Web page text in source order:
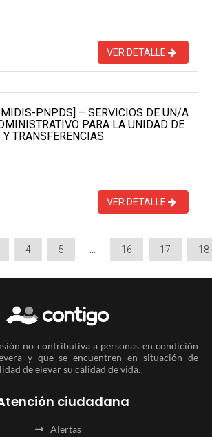
VER DETALLE
PNPDS] – SERVICIOS DE UN/A
PARA LA UNIDAD DE
TRANSFERENCIAS
VER DETALLE
4 5 16 17 18
no contributiva a personas en condición
y que se encuentren en situación de
de elevar su calidad de vida.
ciudadana
Alertas